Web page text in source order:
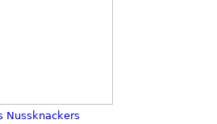
Nussknackers